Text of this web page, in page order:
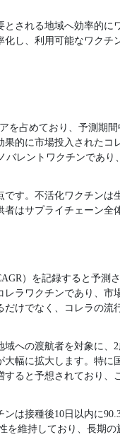
される地域へ効率的に
し、利用可能なワクチ
を占めており、予測期
的に市場投入されたコ
バレントワクチンであり
す。不活化ワクチンは
はサプライチェーン全
）を記録すると予測
ラワクチンであり、市
けでなく、コレラの流
への渡航者を対象に、
幅に拡大します。特に
ると予想されており、
は接種後10日以内に
を維持しており、長期